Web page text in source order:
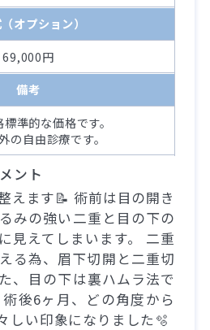
オプション）
69,000円
備考
標準的な価格です。
の自由診療です。
ント
えます📝 術前は目の開き
みの強い二重と目の下の
見えてしまいます。 二重
る為、眉下切開と二重切
、目の下は裏ハムラ法で
後6ヶ月、どの角度から
しい印象になりました🫧